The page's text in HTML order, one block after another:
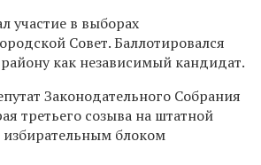
участие в выборах
Совет. Баллотировался
как независимый кандидат.
Законодательного Собрания
третьего созыва на штатной
блоком